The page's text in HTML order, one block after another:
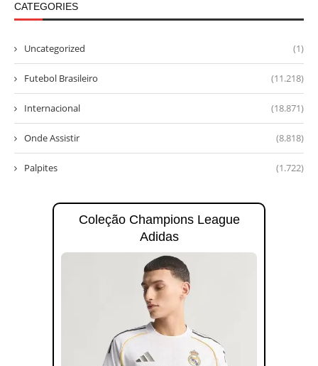
CATEGORIES
Uncategorized (1)
Futebol Brasileiro (11.218)
Internacional (18.871)
Onde Assistir (8.818)
Palpites (1.722)
Coleção Champions League
Adidas